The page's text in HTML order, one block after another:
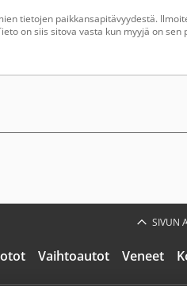
tietojen paikkansapitävyydestä.
on siis sitova vasta kun myyjä on sen
SIVUN
Vaihtoautot Veneet